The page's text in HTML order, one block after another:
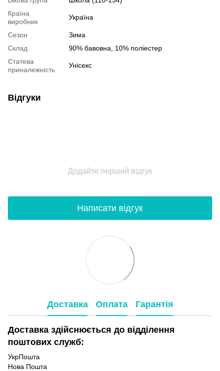
Країна
виробник
Україна
Сезон
Зима
Склад
90% бавовна, 10% поліестер
Статева
приналежність
Унісекс
Відгуки
Додайте перший відгук
Написати відгук
Доставка Оплата Гарантія
Доставка здійснюється до відділення
поштових служб:
УкрПошта
Нова Пошта